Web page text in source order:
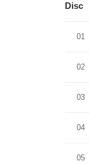
Disc
01
02
03
04
05